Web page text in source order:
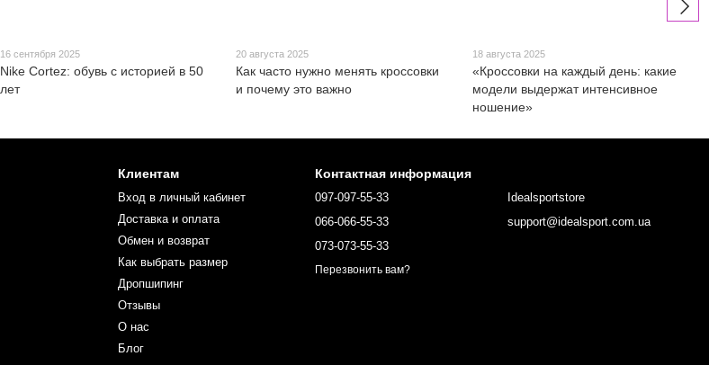
16 сентября 2025
Nike Cortez: обувь с историей в 50
лет
20 августа 2025
Как часто нужно менять кроссовки
и почему это важно
18 августа 2025
«Кроссовки на каждый день: какие
модели выдержат интенсивное
ношение»
Клиентам
Вход в личный кабинет
Доставка и оплата
Обмен и возврат
Как выбрать размер
Дропшипинг
Отзывы
О нас
Блог
Контактная информация
097-097-55-33
066-066-55-33
073-073-55-33
Перезвонить вам?
Idealsportstore
support@idealsport.com.ua